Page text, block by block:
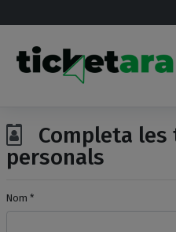
Completa les
personals
Nom *